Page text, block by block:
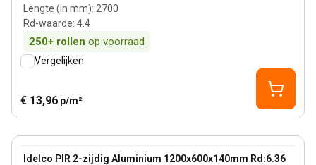
Lengte (in mm): 2700
Rd-waarde: 4.4
250+ rollen op voorraad
Vergelijken
€ 13,96 p/m²
Idelco PIR 2-zijdig Aluminium 1200x600x140mm Rd:6.36
View product